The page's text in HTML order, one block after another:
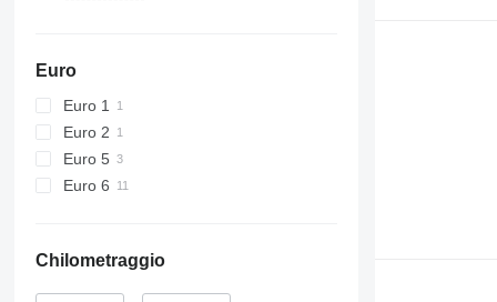
Euro
Euro 1
Euro 2
Euro 5
Euro 6
Chilometraggio